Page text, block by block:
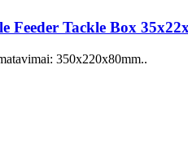
Feeder Tackle Box
350x220x80mm..